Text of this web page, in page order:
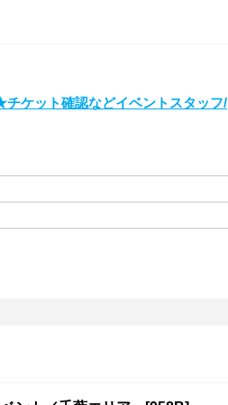
ケット確認などイベントスタッフ/